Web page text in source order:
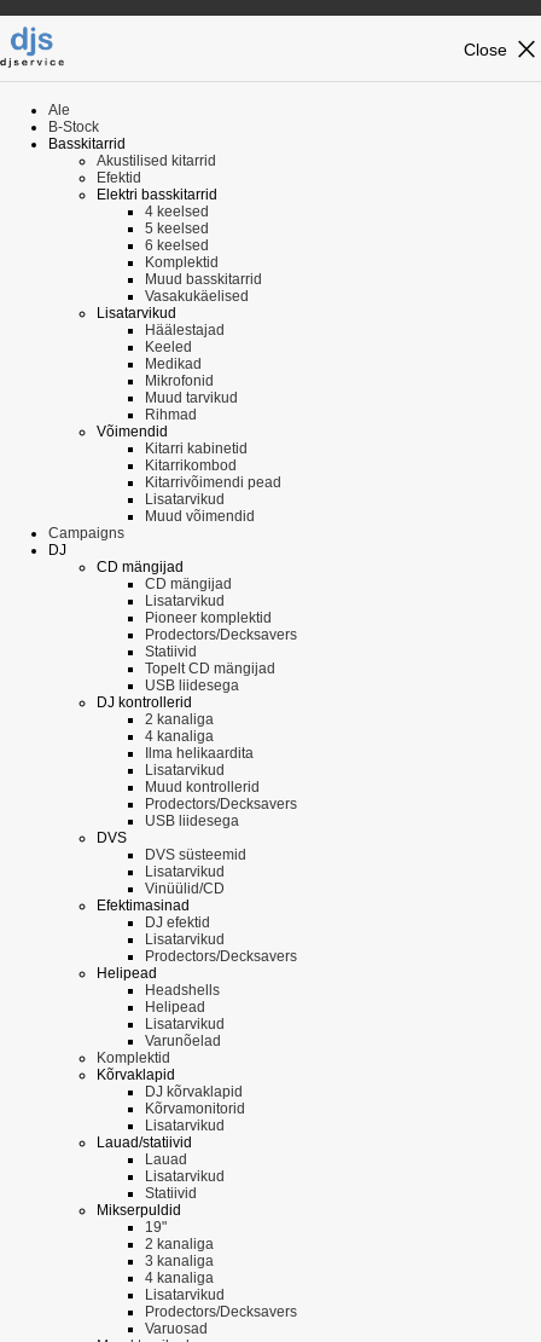
close
Close
Ale
B-Stock
Basskitarrid
Akustilised kitarrid
Efektid
Elektri basskitarrid
4 keelsed
5 keelsed
6 keelsed
Komplektid
Muud basskitarrid
Vasakukäelised
Lisatarvikud
Häälestajad
Keeled
Medikad
Mikrofonid
Muud tarvikud
Rihmad
Võimendid
Kitarri kabinetid
Kitarrikombod
Kitarrivõimendi pead
Lisatarvikud
Muud võimendid
Campaigns
DJ
CD mängijad
CD mängijad
Lisatarvikud
Pioneer komplektid
Prodectors/Decksavers
Statiivid
Topelt CD mängijad
USB liidesega
DJ kontrollerid
2 kanaliga
4 kanaliga
Ilma helikaardita
Lisatarvikud
Muud kontrollerid
Prodectors/Decksavers
USB liidesega
DVS
DVS süsteemid
Lisatarvikud
Vinüülid/CD
Efektimasinad
DJ efektid
Lisatarvikud
Prodectors/Decksavers
Helipead
Headshells
Helipead
Lisatarvikud
Varunõelad
Komplektid
Kõrvaklapid
DJ kõrvaklapid
Kõrvamonitorid
Lisatarvikud
Lauad/statiivid
Lauad
Lisatarvikud
Statiivid
Mikserpuldid
19"
2 kanaliga
3 kanaliga
4 kanaliga
Lisatarvikud
Prodectors/Decksavers
Varuosad